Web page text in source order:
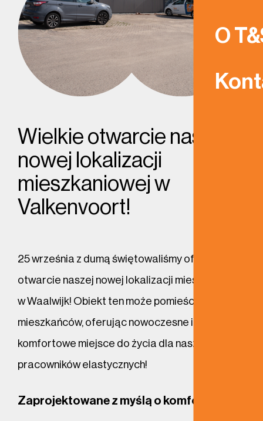
O
Wielkie otwarcie naszej
nowej lokalizacji
mieszkaniowej w
Valkenvoort!
25 września z dumą świętowaliśmy oficjalne
otwarcie naszej nowej lokalizacji mieszkaniowej
w Waalwijk! Obiekt ten może pomieścić do 270
mieszkańców, oferując nowoczesne i
komfortowe miejsce do życia dla naszych
pracowników elastycznych!
Zaprojektowane z myślą o komforcie